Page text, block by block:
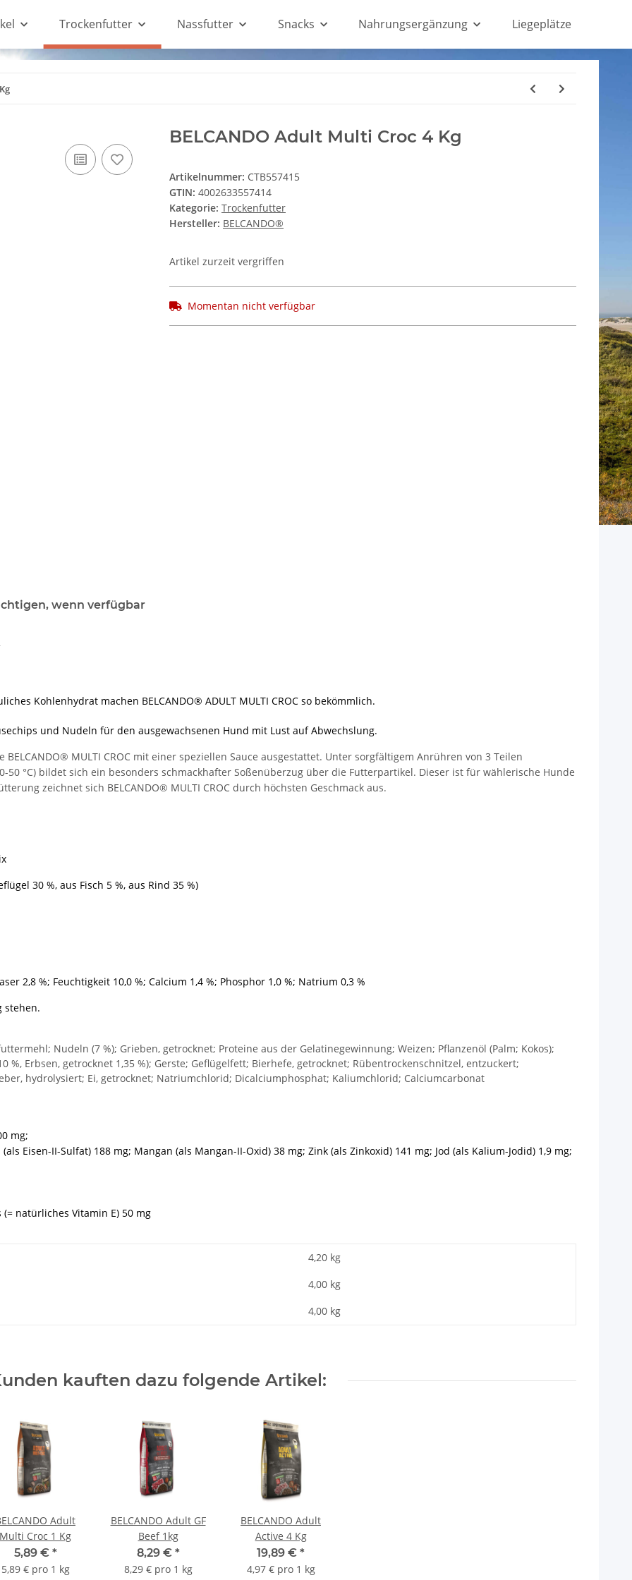
Trockenfutter Nassfutter Snacks Nahrungsergänzung Liegeplätze
BELCANDO Adult Multi Croc 4 Kg
Artikelnummer: CTB557415
GTIN: 4002633557414
Kategorie: Trockenfutter
Hersteller: BELCANDO®
Artikel zurzeit vergriffen
Momentan nicht verfügbar
wenn verfügbar
Kohlenhydrat machen BELCANDO® ADULT MULTI CROC so bekömmlich.
und Nudeln für den ausgewachsenen Hund mit Lust auf Abwechslung.
MULTI CROC mit einer speziellen Sauce ausgestattet. Unter sorgfältigem Anrühren von 3 Teilen
50 °C) bildet sich ein besonders schmackhafter Soßenüberzug über die Futterpartikel. Dieser ist für wählerische Hunde
zeichnet sich BELCANDO® MULTI CROC durch höchsten Geschmack aus.
30 %, aus Fisch 5 %, aus Rind 35 %)
2,8 %; Feuchtigkeit 10,0 %; Calcium 1,4 %; Phosphor 1,0 %; Natrium 0,3 %
stehen.
Nudeln (7 %); Grieben, getrocknet; Proteine aus der Gelatinegewinnung; Weizen; Pflanzenöl (Palm; Kokos);
%, Erbsen, getrocknet 1,35 %); Gerste; Geflügelfett; Bierhefe, getrocknet; Rübentrockenschnitzel, entzuckert;
hydrolysiert; Ei, getrocknet; Natriumchlorid; Dicalciumphosphat; Kaliumchlorid; Calciumcarbonat
mg;
Eisen-II-Sulfat) 188 mg; Mangan (als Mangan-II-Oxid) 38 mg; Zink (als Zinkoxid) 141 mg; Jod (als Kalium-Jodid) 1,9 mg;
natürliches Vitamin E) 50 mg
4,20 kg
4,00 kg
4,00 kg
kauften dazu folgende Artikel:
Adult
Multi Croc 1 Kg
5,89 € *
5,89 € pro 1 kg
BELCANDO Adult GF
Beef 1kg
8,29 € *
8,29 € pro 1 kg
BELCANDO Adult
Active 4 Kg
19,89 € *
4,97 € pro 1 kg